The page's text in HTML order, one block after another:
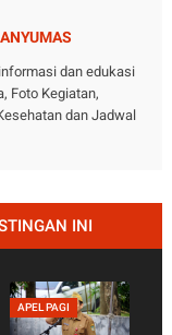
dan edukasi
Foto Kegiatan,
dan Jadwal
INI
APEL PAGI